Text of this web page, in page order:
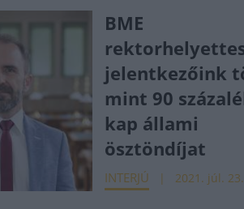
BME
jelentkezőink
mint 90
kap állami
ösztöndíjat
INTERJÚ 2021. júl. 23.